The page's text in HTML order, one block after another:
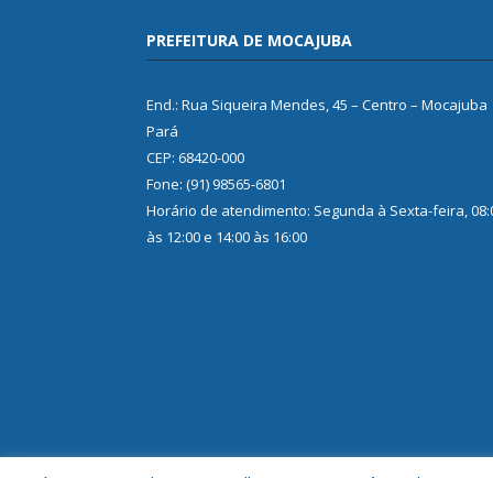
PREFEITURA DE MOCAJUBA
End.: Rua Siqueira Mendes, 45 – Centro – Mocajuba
Pará
CEP: 68420-000
Fone: (91) 98565-6801
Horário de atendimento: Segunda à Sexta-feira,
às 12:00 e 14:00 às 16:00